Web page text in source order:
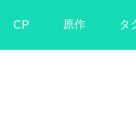
CP 原作 タ